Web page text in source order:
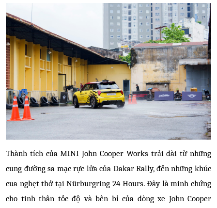
Thành tích của MINI John Cooper Works trải dài từ những
cung đường sa mạc rực lửa của Dakar Rally, đến những khúc
cua nghẹt thở tại Nürburgring 24 Hours. Đây là minh chứng
cho tinh thần tốc độ và bền bỉ của dòng xe John Cooper